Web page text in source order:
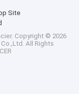
Site
Copyright © 2026
All Rights